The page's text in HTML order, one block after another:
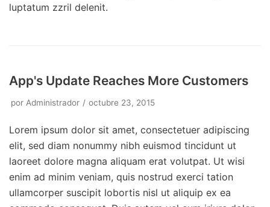
luptatum zzril delenit.
App's Update Reaches More Customers
por Administrador octubre 23, 2015
Lorem ipsum dolor sit amet, consectetuer adipiscing
elit, sed diam nonummy nibh euismod tincidunt ut
laoreet dolore magna aliquam erat volutpat. Ut wisi
enim ad minim veniam, quis nostrud exerci tation
ullamcorper suscipit lobortis nisl ut aliquip ex ea